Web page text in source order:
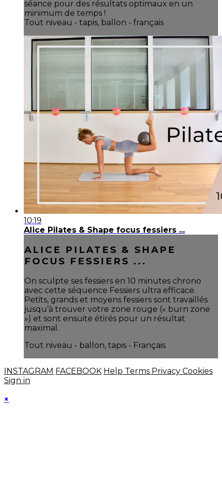
séance pour des résultats optimaux en un
minimum de temps !
Tout niveau - tapis, ballon - français
10:19
Alice Pilates & Shape focus fessiers ...
ALICE PILATES & SHAPE
FOCUS FESSIERS ...
On sculpte ses fessiers en 10 minutes chrono
avec cette séquence Fessiers ultra efficace.
Petits, grands et moyens fessiers sont travaillés
jusqu’à trouver votre zone rouge (« burn zone
») et sont ensuite étirés pour un résultat
maximal.
Tout niveau - ballon, tapis - Français
INSTAGRAM FACEBOOK Help Terms Privacy Cookies
Sign in
×